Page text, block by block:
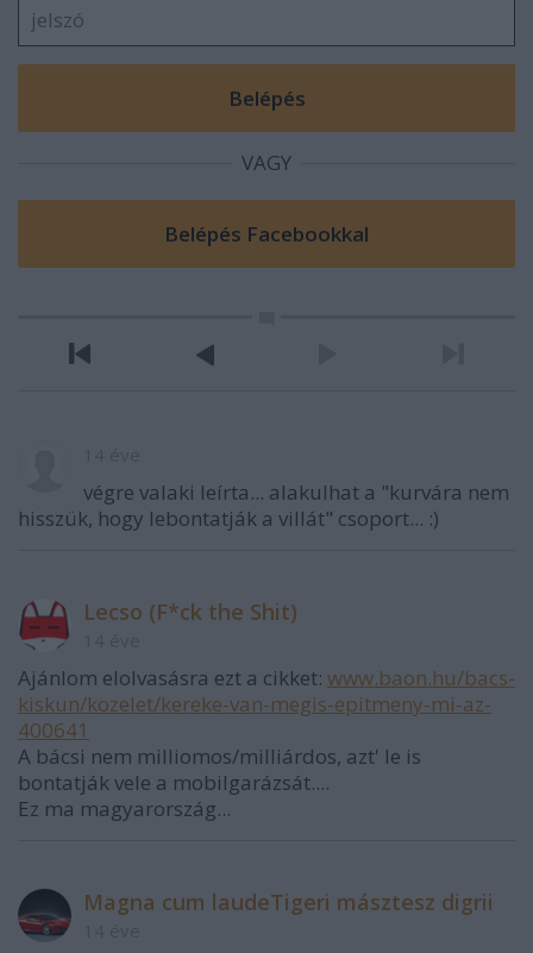
VAGY
végre valaki leírta... alakulhat a "kurvára nem
hisszük, hogy lebontatják a villát" csoport... :)
Lecso (F*ck the Shit)
Ajánlom elolvasásra ezt a cikket: www.baon.hu/bacs-
kiskun/kozelet/kereke-van-megis-epitmeny-mi-az-
400641
A bácsi nem milliomos/milliárdos, azt' le is
bontatják vele a mobilgarázsát....
Ez ma magyarország...
Magna cum laudeTigeri másztesz digrii